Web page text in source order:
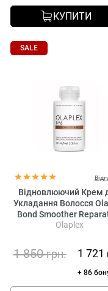
КУПИТИ
SALE
Відновлюючий Крем
Укладання Волосся
Bond Smoother
Styling Creme No. 6
Olaplex
1 850грн. 1 721
+ 86